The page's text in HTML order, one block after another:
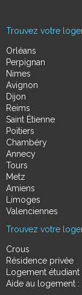
Trouvez votre
Orléans
Perpignan
Nimes
Avignon
Dijon
Reims
Saint Étienne
Poitiers
Chambéry
Annecy
Tours
Metz
Amiens
Limoges
Valenciennes
Trouvez votre
Crous
Résidence privée
Logement étudiant
Aide au logement